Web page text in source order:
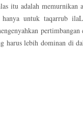
itu adalah memurnikan
untuk taqarrub
harus lebih dominan di